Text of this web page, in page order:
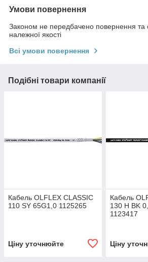
Умови повернення
Законом не передбачено повернення та
належної якості
Всі умови повернення
Подібні товари компанії
Кабель OLFLEX CLASSIC
110 SY 65G1,0 1125265
Ціну уточнюйте
Кабель
130 H BK
1123417
Ціну